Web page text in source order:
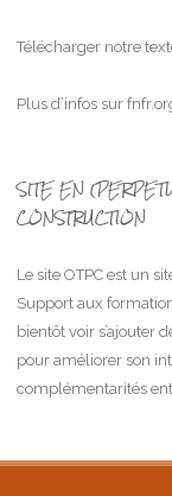
Télécharger notre
Plus d’infos sur
SITE EN
CONSTRUCTION
Le site OTPC est un
Support aux
bientôt voir s’ajouter
pour améliorer son
complémentarités